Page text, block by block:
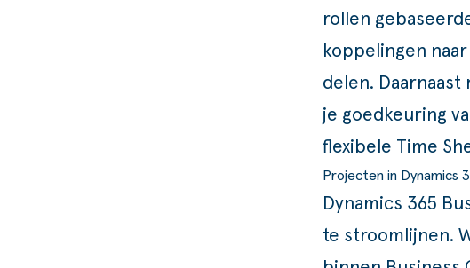
rollen
koppelingen
delen.
je goedkeuring
flexibele Time
Projecten in Dynamics
Dynamics 365
te stroomlijnen.